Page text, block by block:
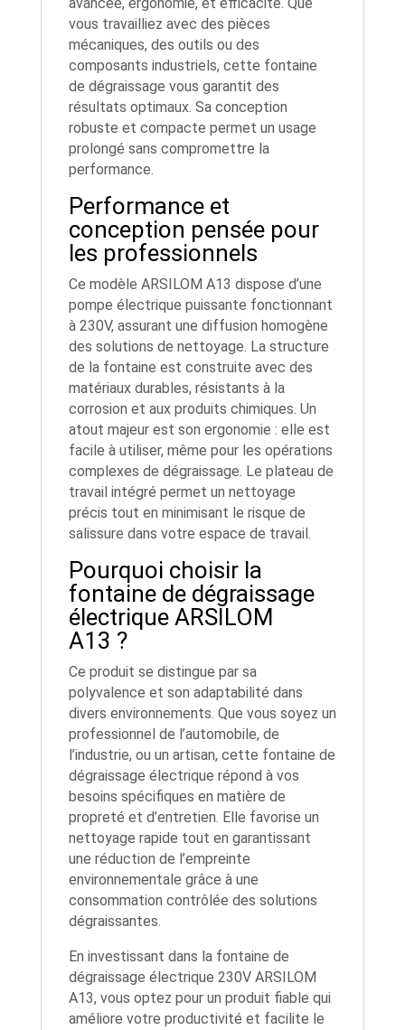
vous travailliez avec des pièces
mécaniques, des outils ou des
composants industriels, cette fontaine
de dégraissage vous garantit des
résultats optimaux. Sa conception
robuste et compacte permet un usage
prolongé sans compromettre la
performance.
Performance et
conception pensée pour
les professionnels
Ce modèle ARSILOM A13 dispose d’une
pompe électrique puissante fonctionnant
à 230V, assurant une diffusion homogène
des solutions de nettoyage. La structure
de la fontaine est construite avec des
matériaux durables, résistants à la
corrosion et aux produits chimiques. Un
atout majeur est son ergonomie : elle est
facile à utiliser, même pour les opérations
complexes de dégraissage. Le plateau de
travail intégré permet un nettoyage
précis tout en minimisant le risque de
salissure dans votre espace de travail.
Pourquoi choisir la
fontaine de dégraissage
électrique ARSILOM
A13 ?
Ce produit se distingue par sa
polyvalence et son adaptabilité dans
divers environnements. Que vous soyez un
professionnel de l’automobile, de
l’industrie, ou un artisan, cette fontaine de
dégraissage électrique répond à vos
besoins spécifiques en matière de
propreté et d’entretien. Elle favorise un
nettoyage rapide tout en garantissant
une réduction de l’empreinte
environnementale grâce à une
consommation contrôlée des solutions
dégraissantes.
En investissant dans la fontaine de
dégraissage électrique 230V ARSILOM
A13, vous optez pour un produit fiable qui
améliore votre productivité et facilite le